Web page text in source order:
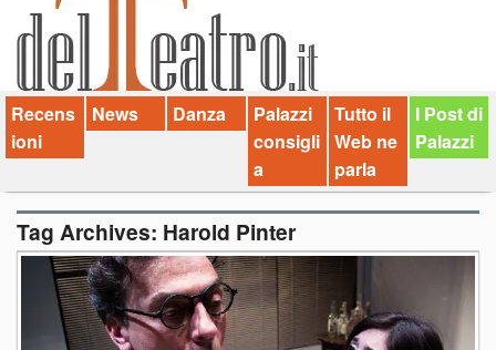
News
Palazzi consiglia
Video
Chi siamo
Contatti
dT in English
Recens
ioni
News Danza
Palazzi
consigli
a
Tutto il
Web ne
parla
I Post di
Palazzi
Tag Archives: Harold Pinter